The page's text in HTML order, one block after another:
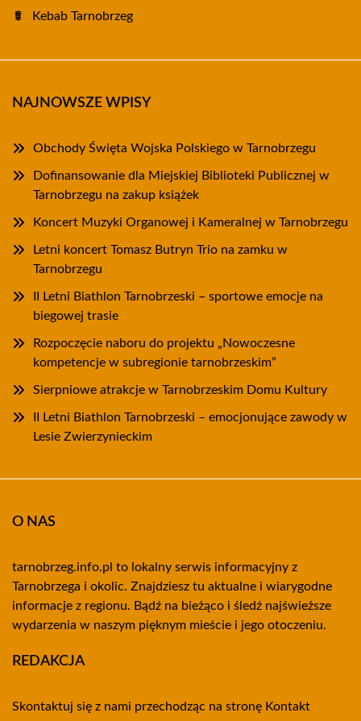
Kebab Tarnobrzeg
NAJNOWSZE WPISY
Obchody Święta Wojska Polskiego w Tarnobrzegu
Dofinansowanie dla Miejskiej Biblioteki Publicznej w
Tarnobrzegu na zakup książek
Koncert Muzyki Organowej i Kameralnej w Tarnobrzegu
Letni koncert Tomasz Butryn Trio na zamku w
Tarnobrzegu
II Letni Biathlon Tarnobrzeski – sportowe emocje na
biegowej trasie
Rozpoczęcie naboru do projektu „Nowoczesne
kompetencje w subregionie tarnobrzeskim”
Sierpniowe atrakcje w Tarnobrzeskim Domu Kultury
II Letni Biathlon Tarnobrzeski – emocjonujące zawody w
Lesie Zwierzynieckim
O NAS
tarnobrzeg.info.pl to lokalny serwis informacyjny z
Tarnobrzega i okolic. Znajdziesz tu aktualne i wiarygodne
informacje z regionu. Bądź na bieżąco i śledź najświeższe
wydarzenia w naszym pięknym mieście i jego otoczeniu.
REDAKCJA
Skontaktuj się z nami przechodząc na stronę Kontakt